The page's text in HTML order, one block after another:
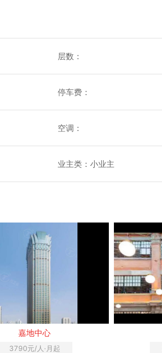
层数：
停车费：
空调：
业主类：小业主
嘉地中心
3790元/人·月起